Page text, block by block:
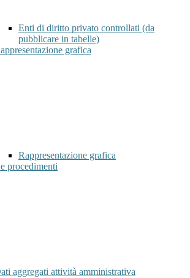
Enti di diritto privato controllati (da
pubblicare in tabelle)
grafica
Rappresentazione grafica
procedimenti
aggregati attività amministrativa